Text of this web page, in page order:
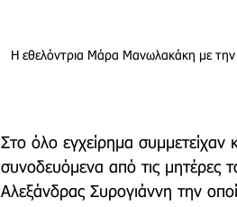
Η εθελόντρια Μάρα Μανωλακάκη με την
Στο όλο εγχείρημα συμμετείχαν
συνοδευόμενα από τις μητέρες
Αλεξάνδρας Συρογιάννη την